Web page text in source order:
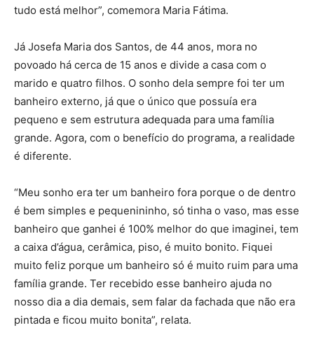
tudo está melhor”, comemora Maria Fátima.
Já Josefa Maria dos Santos, de 44 anos, mora no
povoado há cerca de 15 anos e divide a casa com o
marido e quatro filhos. O sonho dela sempre foi ter um
banheiro externo, já que o único que possuía era
pequeno e sem estrutura adequada para uma família
grande. Agora, com o benefício do programa, a realidade
é diferente.
“Meu sonho era ter um banheiro fora porque o de dentro
é bem simples e pequenininho, só tinha o vaso, mas esse
banheiro que ganhei é 100% melhor do que imaginei, tem
a caixa d’água, cerâmica, piso, é muito bonito. Fiquei
muito feliz porque um banheiro só é muito ruim para uma
família grande. Ter recebido esse banheiro ajuda no
nosso dia a dia demais, sem falar da fachada que não era
pintada e ficou muito bonita”, relata.